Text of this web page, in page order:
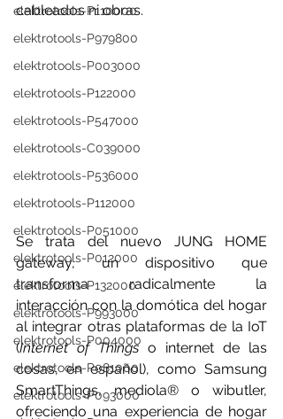
elektrotools-P110000
elektrotools-P979800
elektrotools-P003000
elektrotools-P122000
elektrotools-P547000
elektrotools-C039000
elektrotools-P536000
elektrotools-P112000
elektrotools-P051000
elektrotools-P012000
elektrotools-P132000
elektrotools-P993000
elektrotools-P004000
elektrotools-P081000
elektrotools-P093000
cableados ni obras.
Se trata del nuevo JUNG HOME
gateway, un dispositivo que
transforma radicalmente la
interacción con la domótica del hogar
al integrar otras plataformas de la IoT
(Internet of Things o internet de las
cosas, en español), como Samsung
SmartThings, mediola® o wibutler,
ofreciendo una experiencia de hogar